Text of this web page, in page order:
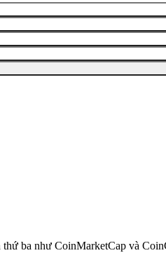
ba như CoinMarketCap và